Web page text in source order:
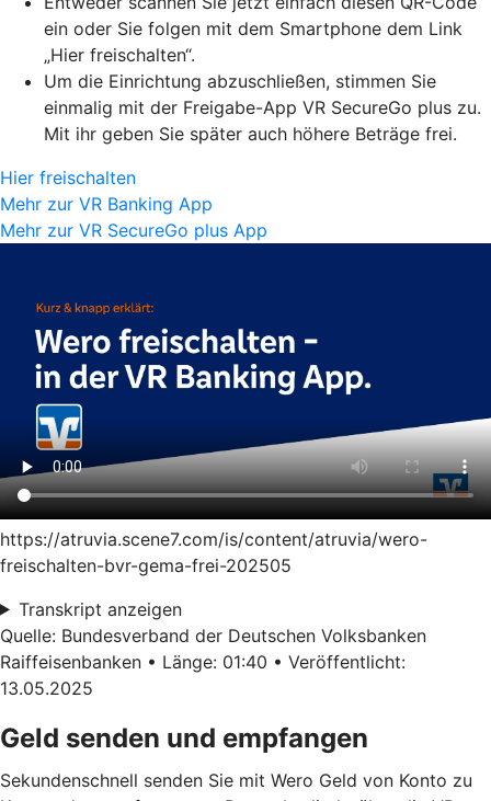
ein oder Sie folgen mit dem Smartphone dem Link
„Hier freischalten“.
Um die Einrichtung abzuschließen, stimmen Sie
einmalig mit der Freigabe-App VR SecureGo plus zu.
Mit ihr geben Sie später auch höhere Beträge frei.
Hier freischalten
Mehr zur VR Banking App
Mehr zur VR SecureGo plus App
https://atruvia.scene7.com/is/content/atruvia/wero-
freischalten-bvr-gema-frei-202505
Transkript anzeigen
Quelle: Bundesverband der Deutschen Volksbanken
Raiffeisenbanken • Länge: 01:40 • Veröffentlicht:
13.05.2025
Geld senden und empfangen
Sekundenschnell senden Sie mit Wero Geld von Konto zu